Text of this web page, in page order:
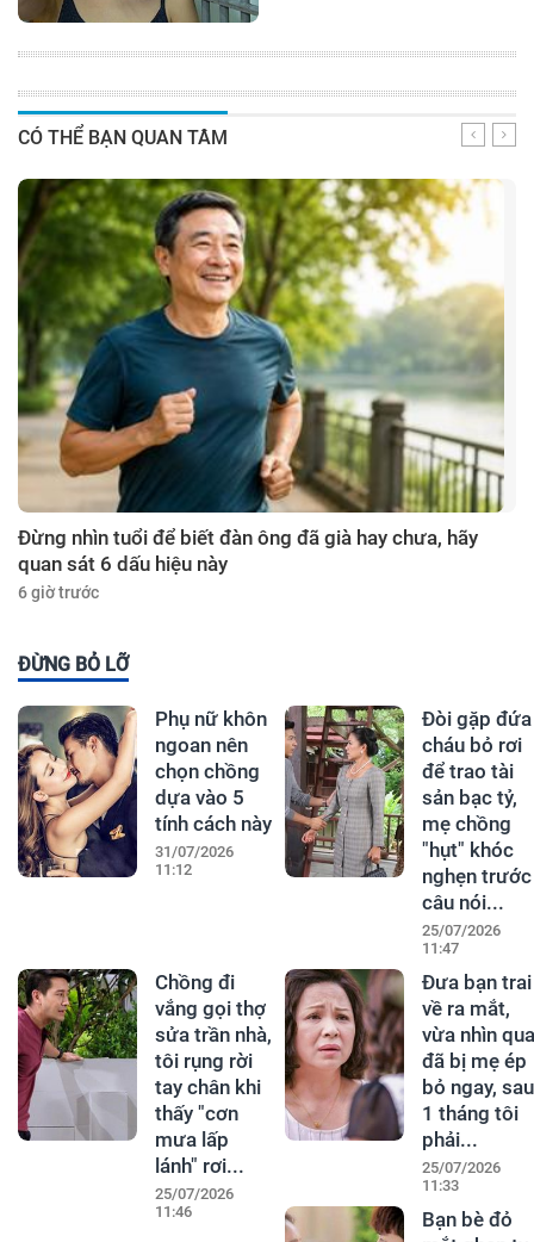
CÓ THỂ BẠN QUAN TÂM
Đừng nhìn tuổi để biết đàn ông đã già hay chưa, hãy
quan sát 6 dấu hiệu này
6 giờ trước
ĐỪNG BỎ LỠ
Phụ nữ khôn
ngoan nên
chọn chồng
dựa vào 5
tính cách này
31/07/2026
11:12
Đòi gặp đứa
cháu bỏ rơi
để trao tài
sản bạc tỷ,
mẹ chồng
"hụt" khóc
nghẹn trước
câu nói...
25/07/2026
11:47
Chồng đi
vắng gọi thợ
sửa trần nhà,
tôi rụng rời
tay chân khi
thấy "cơn
mưa lấp
lánh" rơi...
25/07/2026
11:46
Đưa bạn trai
về ra mắt,
vừa nhìn qua
đã bị mẹ ép
bỏ ngay, sau
1 tháng tôi
phải...
25/07/2026
11:33
Bạn bè đỏ